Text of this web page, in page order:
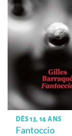
DÈS 13, 14 ANS
Fantoccio